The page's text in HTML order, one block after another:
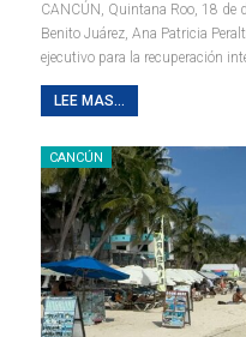
CANCÚN, Quintana Roo, 18
Benito Juárez, Ana Patricia
ejecutivo para la recuperación
LEE MAS...
CANCÚN